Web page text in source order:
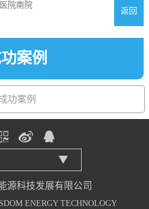
院南院
返回
案例
功案例
源科技发展有限公司
ENERGY TECHNOLOGY